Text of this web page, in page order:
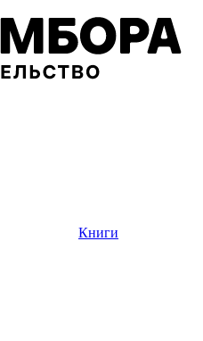
Книги